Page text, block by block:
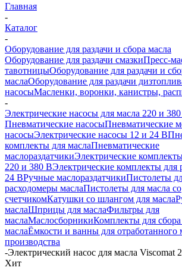
Главная
-
Каталог
-
Оборудование для раздачи и сбора масла
Оборудование для раздачи смазкиПресс-
тавотницыОборудование для раздачи и
маслаОборудование для раздачи
насосыМасленки, воронки, канистры,
-
Электрические насосы для масла 220 и
Пневматические насосыПневматические
насосыЭлектрические насосы 12 и 24 В
комплекты для маслаПневматические
маслораздатчикиЭлектрические
220 и 380 ВЭлектрические комплекты для
24 ВРучные маслораздатчикиПистолеты
расходомеры маслаПистолеты для масла со
счетчикомКатушки со шлангом для масла
маслаШприцы для маслаФильтры для
маслаМаслосборникиКомплекты для
маслаЁмкости и ванны для отработанного
производства
-Электрический насос для масла Viscomat
Хит